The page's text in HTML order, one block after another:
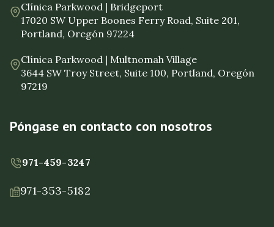
Clínica Parkwood | Bridgeport
17020 SW Upper Boones Ferry Road, Suite 201,
Portland, Oregón 97224
Clínica Parkwood | Multnomah Village
3644 SW Troy Street, Suite 100, Portland, Oregón
97219
Póngase en contacto con nosotros
971-459-3247
971-353-5182